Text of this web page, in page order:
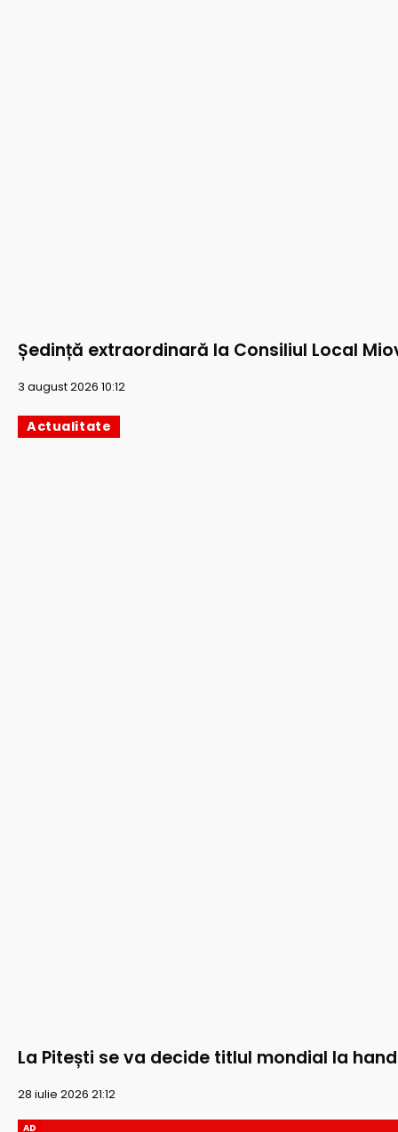
Ședință extraordinară la Consiliul Local
3 august 2026 10:12
Actualitate
La Pitești se va decide titlul mondial la
28 iulie 2026 21:12
AD